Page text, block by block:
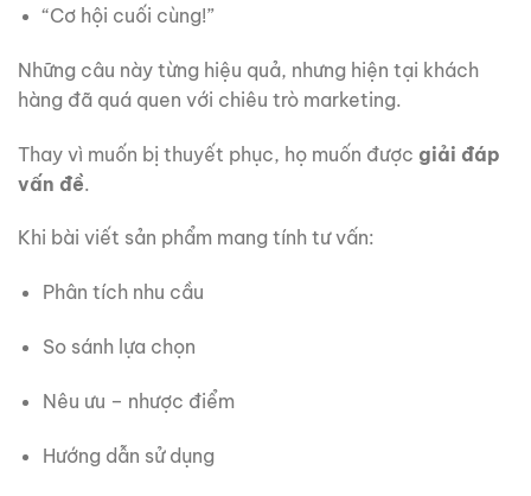
“Cơ hội cuối cùng!”
Những câu này từng hiệu quả, nhưng hiện tại khách
hàng đã quá quen với chiêu trò marketing.
Thay vì muốn bị thuyết phục, họ muốn được giải đáp
vấn đề.
Khi bài viết sản phẩm mang tính tư vấn:
Phân tích nhu cầu
So sánh lựa chọn
Nêu ưu – nhược điểm
Hướng dẫn sử dụng